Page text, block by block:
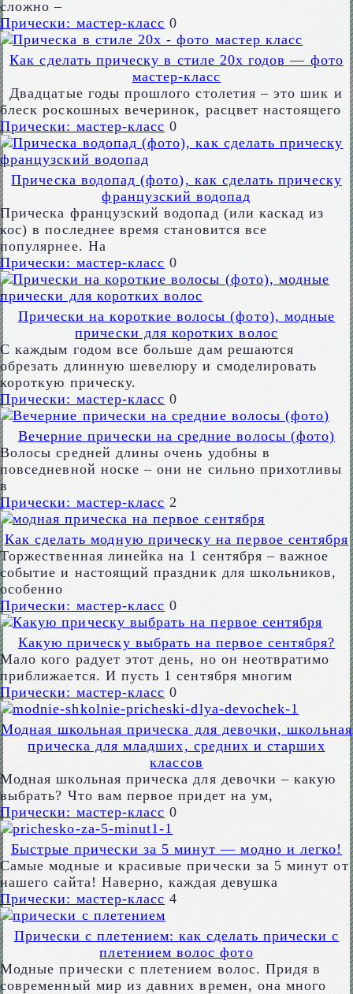
сложно –
Прически: мастер-класс 0
Как сделать прическу в стиле 20х годов — фото
мастер-класс
Двадцатые годы прошлого столетия – это шик и
блеск роскошных вечеринок, расцвет настоящего
Прически: мастер-класс 0
Прическа водопад (фото), как сделать прическу
французский водопад
Прическа французский водопад (или каскад из
кос) в последнее время становится все
популярнее. На
Прически: мастер-класс 0
Прически на короткие волосы (фото), модные
прически для коротких волос
С каждым годом все больше дам решаются
обрезать длинную шевелюру и смоделировать
короткую прическу.
Прически: мастер-класс 0
Вечерние прически на средние волосы (фото)
Волосы средней длины очень удобны в
повседневной носке – они не сильно прихотливы
в
Прически: мастер-класс 2
Как сделать модную прическу на первое сентября
Торжественная линейка на 1 сентября – важное
событие и настоящий праздник для школьников,
особенно
Прически: мастер-класс 0
Какую прическу выбрать на первое сентября?
Мало кого радует этот день, но он неотвратимо
приближается. И пусть 1 сентября многим
Прически: мастер-класс 0
Модная школьная прическа для девочки, школьная
прическа для младших, средних и старших
классов
Модная школьная прическа для девочки – какую
выбрать? Что вам первое придет на ум,
Прически: мастер-класс 0
Быстрые прически за 5 минут — модно и легко!
Самые модные и красивые прически за 5 минут от
нашего сайта! Наверно, каждая девушка
Прически: мастер-класс 4
Прически с плетением: как сделать прически с
плетением волос фото
Модные прически с плетением волос. Придя в
современный мир из давних времен, она много